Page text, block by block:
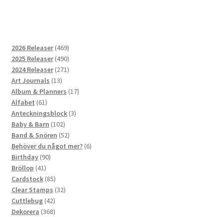
2026 Releaser 469469
produkter
2025 Releaser 490490
produkter
2024 Releaser 271271
Art Journals 1313
produkter
Album & Planners 1717
Alfabet 6161
produkter
Anteckningsblock 33
Baby & Barn 102102
produkter
Band & Snören 5252
produkter
Behöver du något mer? 66
Birthday 9090
Bröllop 4141
produkter
Cardstock 8585
produkter
Clear Stamps 3232
Cuttlebug 4242
produkter
Dekorera 368368